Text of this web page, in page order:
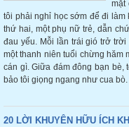
mặt
tôi phải nghỉ học sớm để đi làm
thứ hai, một phụ nữ trẻ, dẫn
đau yếu. Mỗi lần trái gió trở
một thanh niên tuổi chừng hăm
cán gì. Giữa đám đông bạn bè,
bảo tôi giọng ngang như cua
20 LỜI KHUYÊN HỮU ÍCH